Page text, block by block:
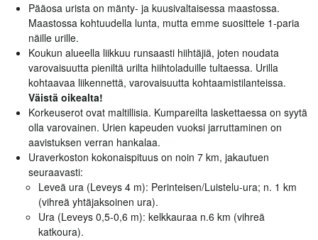
Pääosa urista on mänty- ja kuusivaltaisessa maastossa.
Maastossa kohtuudella lunta, mutta emme suosittele 1-paria
näille urille.
Koukun alueella liikkuu runsaasti hiihtäjiä, joten noudata
varovaisuutta pieniltä urilta hiihtoladuille tultaessa. Urilla
kohtaavaa liikennettä, varovaisuutta kohtaamistilanteissa.
Väistä oikealta!
Korkeuserot ovat maltillisia. Kumpareilta laskettaessa on syytä
olla varovainen. Urien kapeuden vuoksi jarruttaminen on
aavistuksen verran hankalaa.
Uraverkoston kokonaispituus on noin 7 km, jakautuen
seuraavasti:
Leveä ura (Leveys 4 m): Perinteisen/Luistelu-ura; n. 1 km
(vihreä yhtäjaksoinen ura).
Ura (Leveys 0,5-0,6 m): kelkkauraa n.6 km (vihreä
katkoura).